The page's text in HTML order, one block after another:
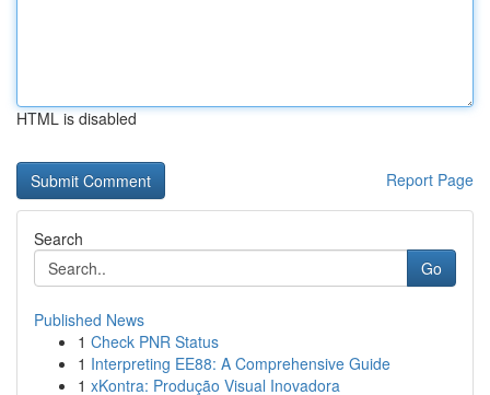
HTML is disabled
Report Page
Search
Go
Published News
1 Check PNR Status
1 Interpreting EE88: A Comprehensive Guide
1 xKontra: Produção Visual Inovadora